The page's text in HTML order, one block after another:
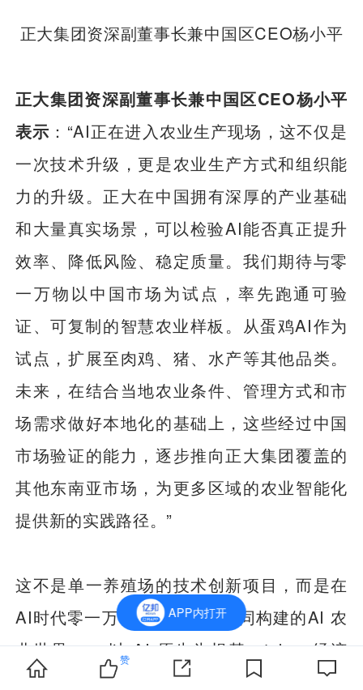
正大集团资深副董事长兼中国区CEO杨小平
正大集团资深副董事长兼中国区CEO杨小平
表示 ：“AI正在进入农业生产现场，这不仅是
一次技术升级，更是农业生产方式和组织能
力的升级。正大在中国拥有深厚的产业基础
和大量真实场景，可以检验AI能否真正提升
效率、降低风险、稳定质量。我们期待与零
一万物以中国市场为试点，率先跑通可验
证、可复制的智慧农业样板。从蛋鸡AI作为
试点，扩展至肉鸡、猪、水产等其他品类。
未来，在结合当地农业条件、管理方式和市
场需求做好本地化的基础上，这些经过中国
市场验证的能力，逐步推向正大集团覆盖的
其他东南亚市场，为更多区域的农业智能化
提供新的实践路径。”
这不是单一养殖场的技术创新项目，而是在
AI时代零一万物与正大集团共同构建的AI 农
业世界—— 以 AI 原生为根基、token 经济
为纽带、全品类覆盖为核心、市场化资本化
APP内打开
赞